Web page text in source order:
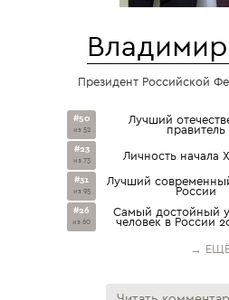
Президент Российской
#50
из 52
Лучший
правитель
#23
из 73 Личность начала
#31
из 95
Лучший
России
#26
из 60
Самый достойный
человек в России
→ ЕЩЁ